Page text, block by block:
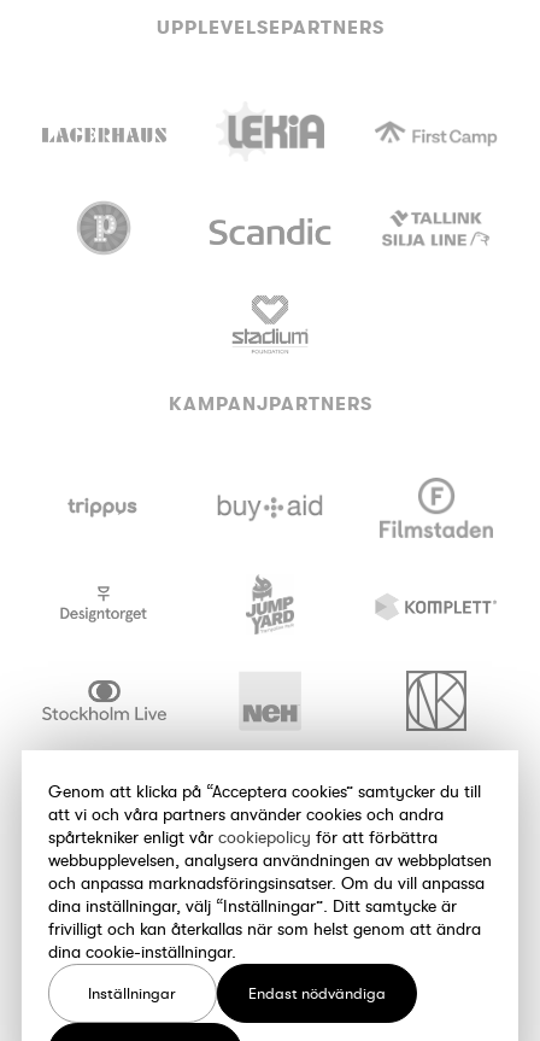
UPPLEVELSEPARTNERS
KAMPANJPARTNERS
Genom att klicka på “Acceptera cookies” samtycker du till
att vi och våra partners använder cookies och andra
spårtekniker enligt vår cookiepolicy för att förbättra
webbupplevelsen, analysera användningen av webbplatsen
och anpassa marknadsföringsinsatser. Om du vill anpassa
dina inställningar, välj “Inställningar”. Ditt samtycke är
frivilligt och kan återkallas när som helst genom att ändra
dina cookie-inställningar.
Inställningar Endast nödvändiga